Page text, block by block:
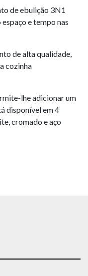
de ebulição 3N1
e tempo nas
de alta qualidade,
cozinha
lhe adicionar um
disponível em 4
cromado e aço